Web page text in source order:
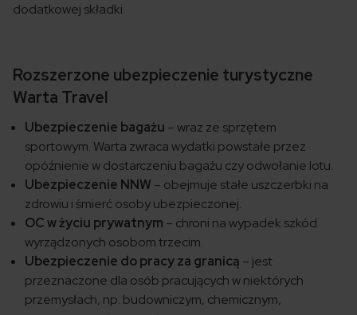
dodatkowej składki.
Rozszerzone ubezpieczenie turystyczne
Warta Travel
Ubezpieczenie bagażu – wraz ze sprzętem
sportowym. Warta zwraca wydatki powstałe przez
opóźnienie w dostarczeniu bagażu czy odwołanie lotu.
Ubezpieczenie NNW – obejmuje stałe uszczerbki na
zdrowiu i śmierć osoby ubezpieczonej.
OC w życiu prywatnym – chroni na wypadek szkód
wyrządzonych osobom trzecim.
Ubezpieczenie do pracy za granicą – jest
przeznaczone dla osób pracujących w niektórych
przemysłach, np. budowniczym, chemicznym,